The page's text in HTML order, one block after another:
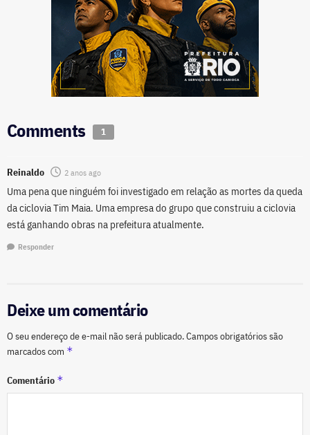
Comments 1
Reinaldo 2 anos ago
Uma pena que ninguém foi investigado em relação as mortes da queda
da ciclovia Tim Maia. Uma empresa do grupo que construiu a ciclovia
está ganhando obras na prefeitura atualmente.
Responder
Deixe um comentário
O seu endereço de e-mail não será publicado.Campos obrigatórios são
marcados com *
Comentário *